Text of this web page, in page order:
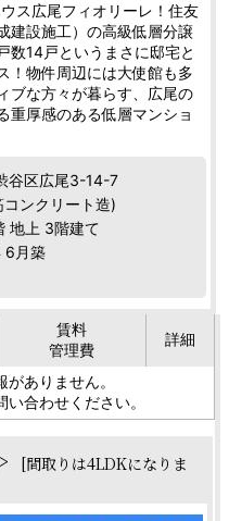
ス広尾フィオリーレ！住友
建設施工）の高級低層分譲
数14戸というまさに邸宅と
！物件周辺には大使館も多
ブな方々が暮らす、広尾の
重厚感のある低層マンショ
谷区広尾3-14-7
ンクリート造)
地上 3階建て
6月築
賃料
管理費
詳細
ありません。
い合わせください。
[間取りは4LDKになりま